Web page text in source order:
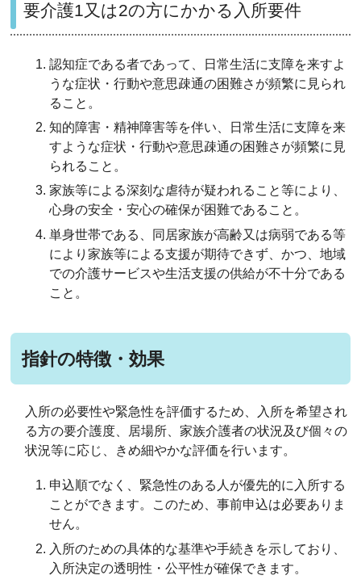
要介護1又は2の方にかかる入所要件
認知症である者であって、日常生活に支障を来すよ
うな症状・行動や意思疎通の困難さが頻繁に見られ
ること。
知的障害・精神障害等を伴い、日常生活に支障を来
すような症状・行動や意思疎通の困難さが頻繁に見
られること。
家族等による深刻な虐待が疑われること等により、
心身の安全・安心の確保が困難であること。
単身世帯である、同居家族が高齢又は病弱である等
により家族等による支援が期待できず、かつ、地域
での介護サービスや生活支援の供給が不十分である
こと。
指針の特徴・効果
入所の必要性や緊急性を評価するため、入所を希望され
る方の要介護度、居場所、家族介護者の状況及び個々の
状況等に応じ、きめ細やかな評価を行います。
申込順でなく、緊急性のある人が優先的に入所する
ことができます。このため、事前申込は必要ありま
せん。
入所のための具体的な基準や手続きを示しており、
入所決定の透明性・公平性が確保できます。